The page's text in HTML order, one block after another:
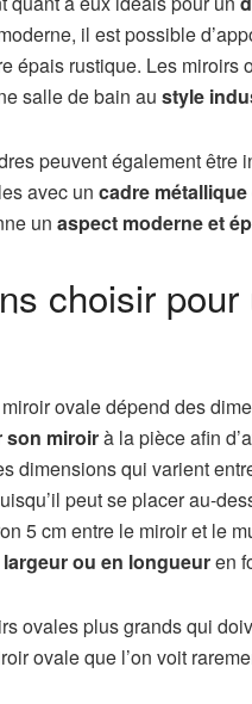
il est possible
épais rustique. Les
salle de bain au style
peuvent également être
avec un cadre
un aspect moderne et
choisir
ovale dépend des
son miroirà la pièce afin
dimensions qui varient
peut se placer au-
5 cm entre le miroir et le
largeur ou en longueuren
ovales plus grands qui
ovale que l’on voit